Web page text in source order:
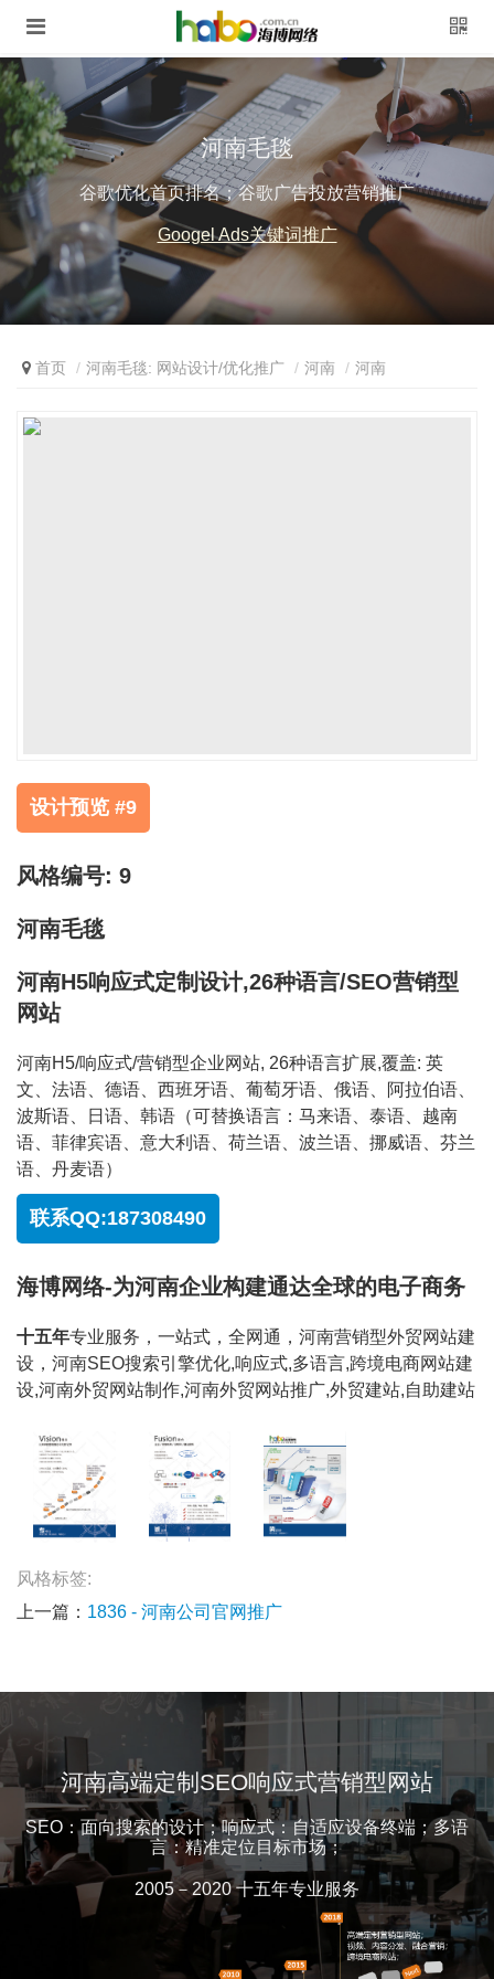
河南毛毯
谷歌优化首页排名；谷歌广告投放营销推广
Googel Ads关键词推广
首页 河南毛毯: 网站设计/优化推广 河南 河南
设计预览 #9
风格编号: 9
河南毛毯
河南H5响应式定制设计,26种语言/SEO营销型
网站
河南H5/响应式/营销型企业网站, 26种语言扩展,覆盖: 英
文、法语、德语、西班牙语、葡萄牙语、俄语、阿拉伯语、
波斯语、日语、韩语（可替换语言：马来语、泰语、越南
语、菲律宾语、意大利语、荷兰语、波兰语、挪威语、芬兰
语、丹麦语）
联系QQ:187308490
海博网络-为河南企业构建通达全球的电子商务
十五年专业服务，一站式，全网通，河南营销型外贸网站建
设，河南SEO搜索引擎优化,响应式,多语言,跨境电商网站建
设,河南外贸网站制作,河南外贸网站推广,外贸建站,自助建站
风格标签:
上一篇： 1836 - 河南公司官网推广
河南高端定制SEO响应式营销型网站
SEO：面向搜索的设计；响应式：自适应设备终端；多语
言：精准定位目标市场；
2005－2020 十五年专业服务